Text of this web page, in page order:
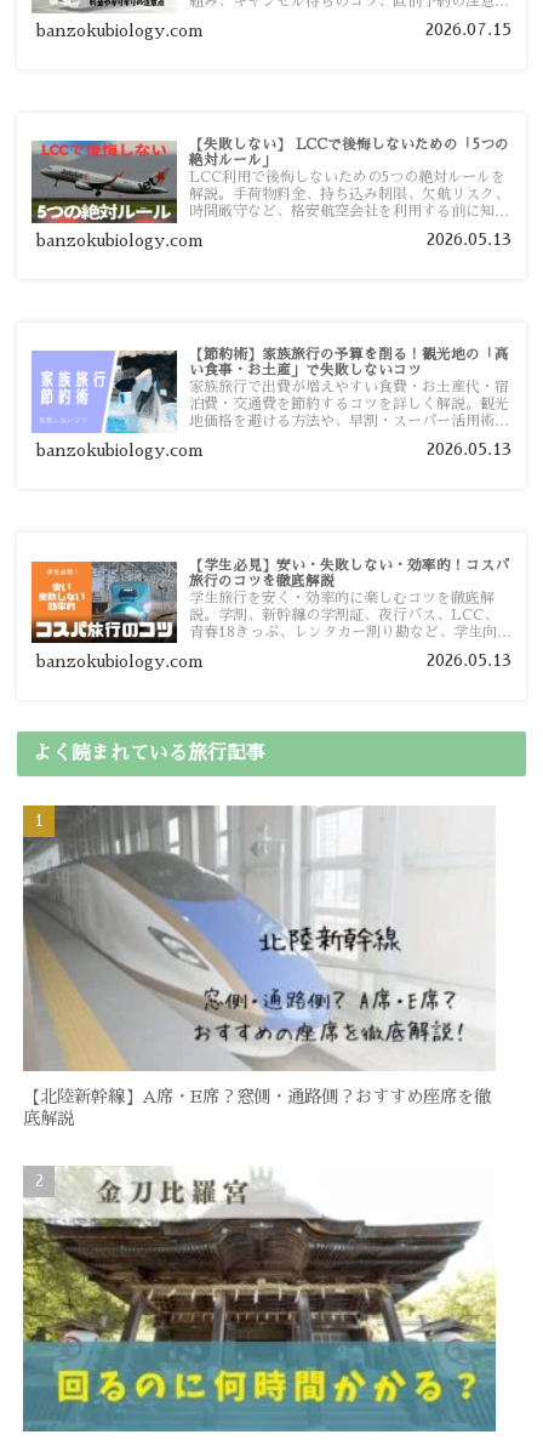
banzokubiology.com 2026.07.15
【失敗しない】 LCCで後悔しないための「5つの
絶対ルール」
LCC利用で後悔しないための5つの絶対ルールを
解説。手荷物料金、持ち込み制限、欠航リスク、
時間厳守など、格安航空会社を利用する前に知っ
す。
banzokubiology.com 2026.05.13
【節約術】家族旅行の予算を削る！観光地の「高
い食事・お土産」で失敗しないコツ
家族旅行で出費が増えやすい食費・お土産代・宿
泊費・交通費を節約するコツを詳しく解説。観光
地価格を避ける方法や、早割・スーパー活用術、
banzokubiology.com 2026.05.13
【学生必見】安い・失敗しない・効率的！コスパ
旅行のコツを徹底解説
学生旅行を安く・効率的に楽しむコツを徹底解
説。学割、新幹線の学割証、夜行バス、LCC、
青春18きっぷ、レンタカー割り勘など、学生向け
banzokubiology.com 2026.05.13
よく読まれている旅行記事
【北陸新幹線】A席・E席？窓側・通路側？おすすめ座席を徹
底解説